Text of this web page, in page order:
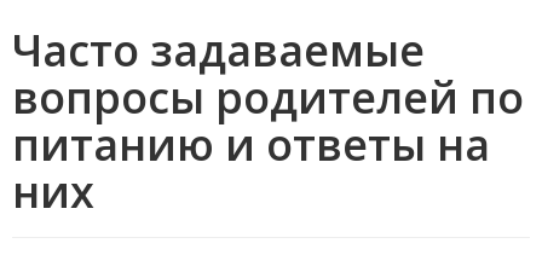
Часто задаваемые
вопросы родителей по
питанию и ответы на
них